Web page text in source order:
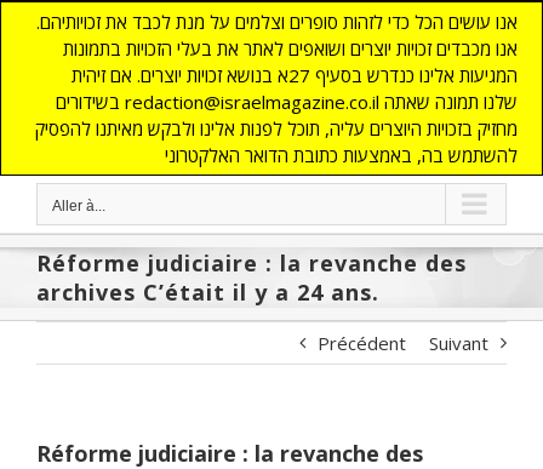
אנו עושים הכל כדי לזהות סופרים וצלמים על מנת לכבד את זכויותיהם.
אנו מכבדים זכויות יוצרים ושואפים לאתר את בעלי הזכויות בתמונות
המגיעות אלינו כנדרש בסעיף 27א בנושא זכויות יוצרים. אם זיהית
בשידורים redaction@israelmagazine.co.il שלנו תמונה שאתה
מחזיק בזכויות היוצרים עליה, תוכל לפנות אלינו ולבקש מאיתנו להפסיק
להשתמש בה, באמצעות כתובת הדואר האלקטרוני
Aller à...
Réforme judiciaire : la revanche des
archives C’était il y a 24 ans.
Précédent Suivant
Réforme judiciaire : la revanche des